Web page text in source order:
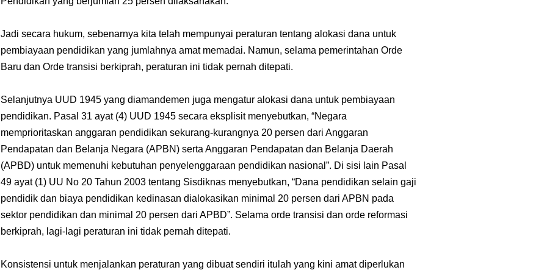
Jadi secara hukum, sebenarnya kita telah mempunyai peraturan tentang alokasi dana untuk
pembiayaan pendidikan yang jumlahnya amat memadai. Namun, selama pemerintahan Orde
Baru dan Orde transisi berkiprah, peraturan ini tidak pernah ditepati.
Selanjutnya UUD 1945 yang diamandemen juga mengatur alokasi dana untuk pembiayaan
pendidikan. Pasal 31 ayat (4) UUD 1945 secara eksplisit menyebutkan, “Negara
memprioritaskan anggaran pendidikan sekurang-kurangnya 20 persen dari Anggaran
Pendapatan dan Belanja Negara (APBN) serta Anggaran Pendapatan dan Belanja Daerah
(APBD) untuk memenuhi kebutuhan penyelenggaraan pendidikan nasional”. Di sisi lain Pasal
49 ayat (1) UU No 20 Tahun 2003 tentang Sisdiknas menyebutkan, “Dana pendidikan selain gaji
pendidik dan biaya pendidikan kedinasan dialokasikan minimal 20 persen dari APBN pada
sektor pendidikan dan minimal 20 persen dari APBD”. Selama orde transisi dan orde reformasi
berkiprah, lagi-lagi peraturan ini tidak pernah ditepati.
Konsistensi untuk menjalankan peraturan yang dibuat sendiri itulah yang kini amat diperlukan